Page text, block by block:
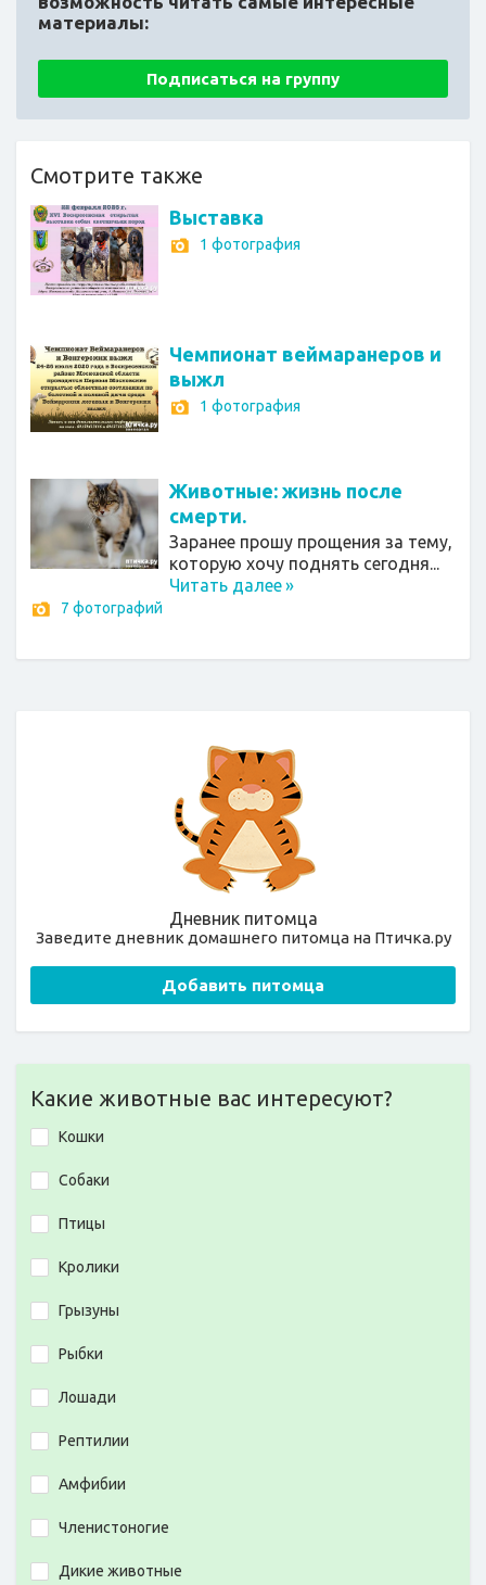
материалы:
Подписаться на группу
Смотрите также
Выставка
1 фотография
Чемпионат веймаранеров и
выжл
1 фотография
Животные: жизнь после
смерти.
Заранее прошу прощения за тему,
которую хочу поднять сегодня...
Читать далее»
7 фотографий
Дневник питомца
Заведите дневник домашнего питомца на Птичка.ру
Добавить питомца
Какие животные вас интересуют?
Кошки
Собаки
Птицы
Кролики
Грызуны
Рыбки
Лошади
Рептилии
Амфибии
Членистоногие
Дикие животные